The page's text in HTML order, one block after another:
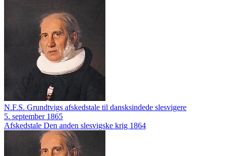
N.F.S. Grundtvigs afskedstale til dansksindede slesvigere
5. september 1865
Afskedstale Den anden slesvigske krig 1864